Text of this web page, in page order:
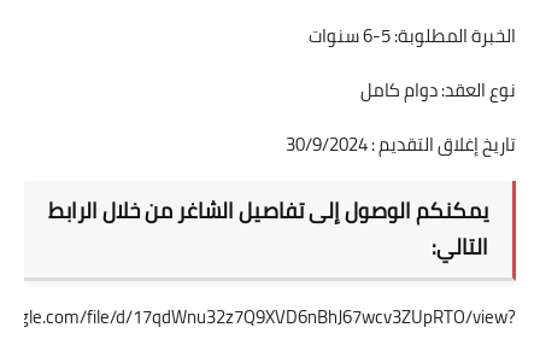
الخبرة المطلوبة: 5-6 سنوات
نوع العقد: دوام كامل
تاريخ إغلاق التقديم : 30/9/2024
يمكنكم الوصول إلى تفاصيل الشاغر من خلال الرابط
التالي:
file/d/17qdWnu32z7Q9XVD6nBhJ67wcv3ZUpRTO/view?